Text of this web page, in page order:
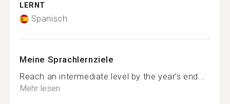
LERNT
Spanisch
Meine Sprachlernziele
Reach an intermediate level by the year’s end...
Mehr lesen